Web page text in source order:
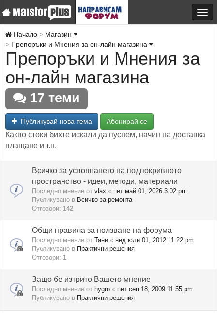
Начало
Магазин
Препоръки и Мнения за он-лайн магазина
Препоръки и Мнения за
он-лайн магазина
17 теми
Публикувай нова тема Абонирай се
Какво стоки бихте искали да пуснем, начин на доставка
плащане и т.н.
Всичко за усвояването на подпокривното
пространство - идеи, методи, материали
Последно мнение от vlax « пет май 01, 2026 3:02 pm
Публикувано в Всичко за ремонта
Отговори: 142
Общи правила за ползване на форума
Последно мнение от Тани « нед юли 01, 2012 11:22 pm
Публикувано в Практични решения
Отговори: 1
Защо бе изтрито Вашето мнение
Последно мнение от hygro « пет сеп 18, 2009 11:55 pm
Публикувано в Практични решения